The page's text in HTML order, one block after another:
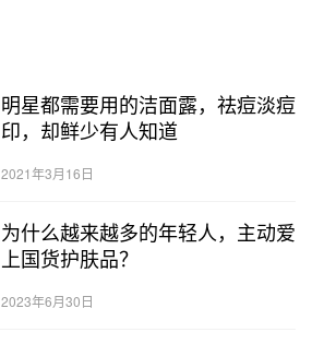
明星都需要用的洁面露，祛痘淡痘
印，却鲜少有人知道
2021年3月16日
为什么越来越多的年轻人，主动爱
上国货护肤品？
2023年6月30日